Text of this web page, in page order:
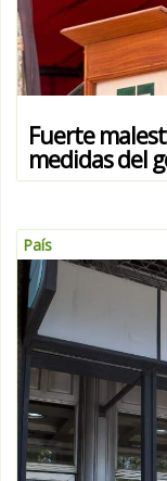
Fuerte
medidas del
País